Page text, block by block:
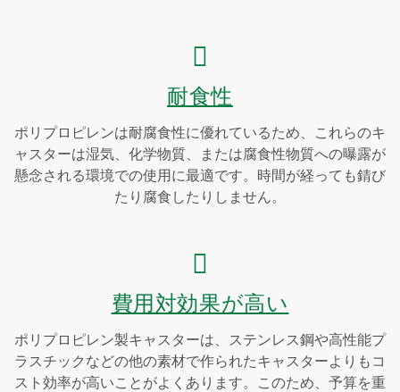
耐食性
ポリプロピレンは耐腐食性に優れているため、これらのキ
ャスターは湿気、化学物質、または腐食性物質への曝露が
懸念される環境での使用に最適です。時間が経っても錆び
たり腐食したりしません。
費用対効果が高い
ポリプロピレン製キャスターは、ステンレス鋼や高性能プ
ラスチックなどの他の素材で作られたキャスターよりもコ
スト効率が高いことがよくあります。このため、予算を重